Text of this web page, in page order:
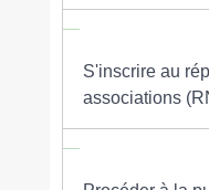
S'inscrire au
associations